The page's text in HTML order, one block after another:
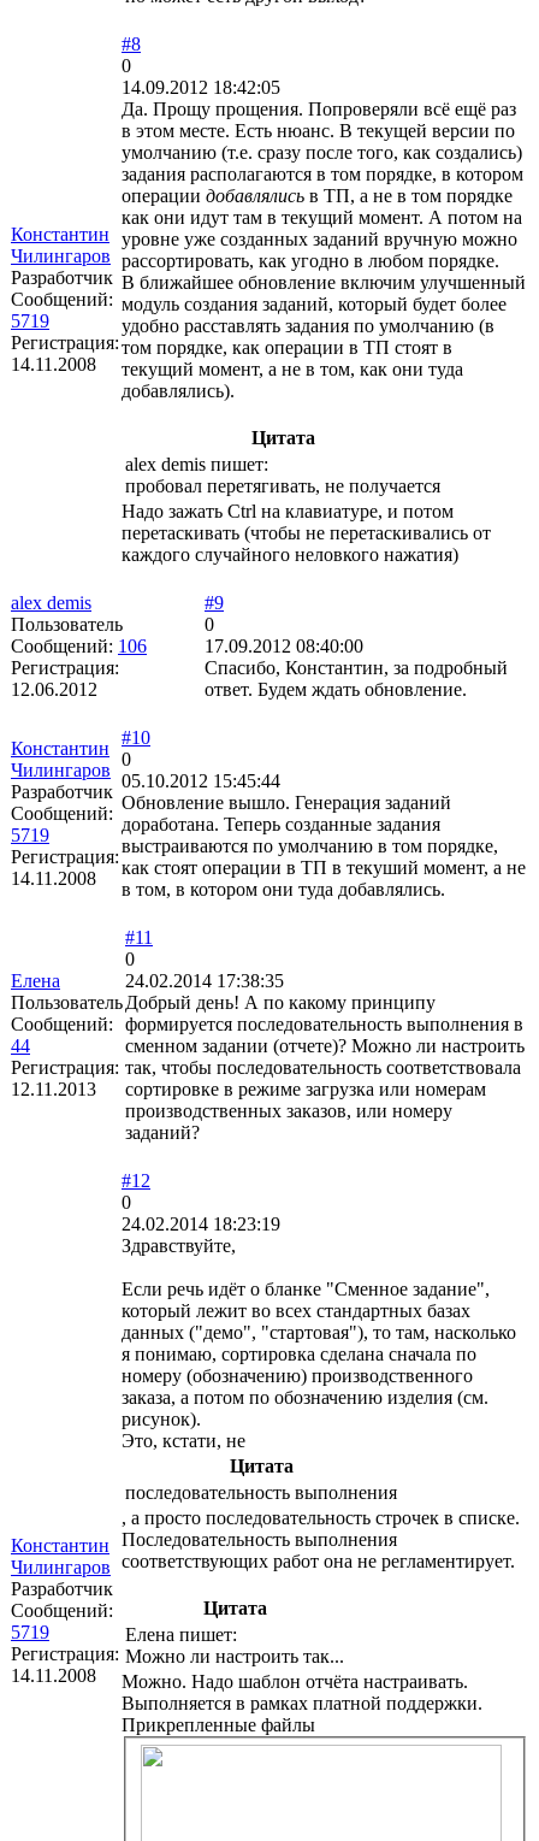
Константин
Чилингаров
Разработчик
Сообщений:
5719
Регистрация:
14.11.2008
#8
0
14.09.2012 18:42:05
Да. Прощу прощения. Попроверяли всё ещё раз
в этом месте. Есть нюанс. В текущей версии по
умолчанию (т.е. сразу после того, как создались)
задания располагаются в том порядке, в котором
операции добавлялись в ТП, а не в том порядке
как они идут там в текущий момент. А потом на
уровне уже созданных заданий вручную можно
рассортировать, как угодно в любом порядке.
В ближайшее обновление включим улучшенный
модуль создания заданий, который будет более
удобно расставлять задания по умолчанию (в
том порядке, как операции в ТП стоят в
текущий момент, а не в том, как они туда
добавлялись).
Цитата
alex demis пишет:
пробовал перетягивать, не получается
Надо зажать Ctrl на клавиатуре, и потом
перетаскивать (чтобы не перетаскивались от
каждого случайного неловкого нажатия)
alex demis
Пользователь
Сообщений: 106
Регистрация:
12.06.2012
#9
0
17.09.2012 08:40:00
Спасибо, Константин, за подробный
ответ. Будем ждать обновление.
Константин
Чилингаров
Разработчик
Сообщений:
5719
Регистрация:
14.11.2008
#10
0
05.10.2012 15:45:44
Обновление вышло. Генерация заданий
доработана. Теперь созданные задания
выстраиваются по умолчанию в том порядке,
как стоят операции в ТП в текуший момент, а не
в том, в котором они туда добавлялись.
Елена
Пользователь
Сообщений:
44
Регистрация:
12.11.2013
#11
0
24.02.2014 17:38:35
Добрый день! А по какому принципу
формируется последовательность выполнения в
сменном задании (отчете)? Можно ли настроить
так, чтобы последовательность соответствовала
сортировке в режиме загрузка или номерам
производственных заказов, или номеру
заданий?
Константин
Чилингаров
Разработчик
Сообщений:
5719
Регистрация:
14.11.2008
#12
0
24.02.2014 18:23:19
Здравствуйте,
Если речь идёт о бланке "Сменное задание",
который лежит во всех стандартных базах
данных ("демо", "стартовая"), то там, насколько
я понимаю, сортировка сделана сначала по
номеру (обозначению) производственного
заказа, а потом по обозначению изделия (см.
рисунок).
Это, кстати, не
Цитата
последовательность выполнения
, а просто последовательность строчек в списке.
Последовательность выполнения
соответствующих работ она не регламентирует.
Цитата
Елена пишет:
Можно ли настроить так...
Можно. Надо шаблон отчёта настраивать.
Выполняется в рамках платной поддержки.
Прикрепленные файлы